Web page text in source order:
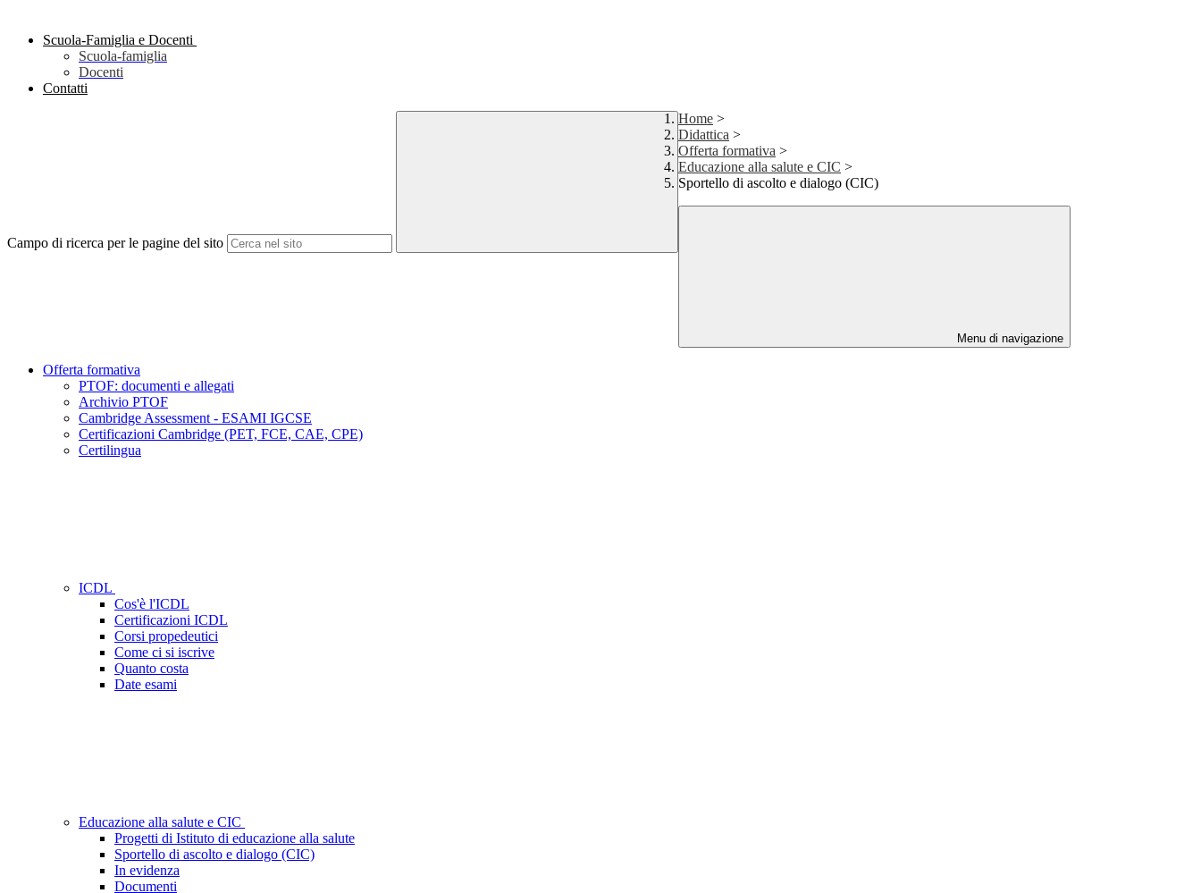
Scuola-Famiglia e Docenti
Scuola-famiglia
Docenti
Contatti
Campo di ricerca per le pagine del sito
Home >
Didattica >
Offerta formativa >
Educazione alla salute e CIC >
Sportello di ascolto e dialogo (CIC)
Menu di navigazione
Offerta formativa
PTOF: documenti e allegati
Archivio PTOF
Cambridge Assessment - ESAMI IGCSE
Certificazioni Cambridge (PET, FCE, CAE, CPE)
Certilingua
ICDL
Cos'è l'ICDL
Certificazioni ICDL
Corsi propedeutici
Come ci si iscrive
Quanto costa
Date esami
Educazione alla salute e CIC
Progetti di Istituto di educazione alla salute
Sportello di ascolto e dialogo (CIC)
In evidenza
Documenti